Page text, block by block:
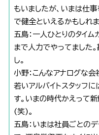
もいましたが、いまは仕
で健全といえるかもしれま
五島：一人ひとりのタイ
まで人力でやってました
し。
小野：こんなアナログな
若いアルバイトスタッフ
す。いまの時代かえって
(笑)。
五島：いまは社員ごとの